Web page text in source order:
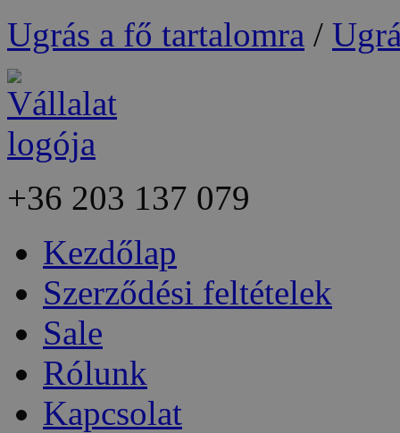
Ugrás a fő tartalomra /
+36 203 137 079
Kezdőlap
Szerződési feltételek
Sale
Rólunk
Kapcsolat